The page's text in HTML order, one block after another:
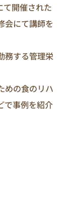
開催された
会にて講師を
務する管理栄
めの食のリハ
で事例を紹介